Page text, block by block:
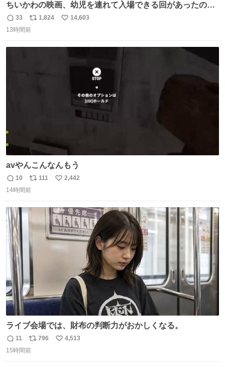
ちいかわの映画、幼児を連れて入場できる回があったので
子どもを連れて観てきたんですけど、セイレーンの登場シ
ーンで場内のベビーが一斉に泣き出してたのがとてもよい
返
信
33
リ
ポ
1,824
い
14,603
13時間前
avやんこんなんもう
返
信
10
リ
ポ
数
111
い
数
2,442
14時間前
ライブ会場では、財布の判断力がおかしくなる。
返
信
11
リ
ポ
796
い
4,513
15時間前